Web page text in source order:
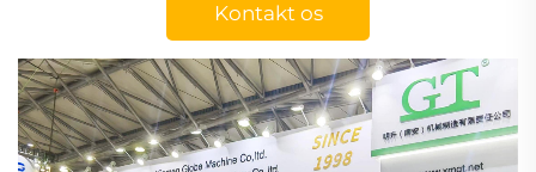
Kontakt os